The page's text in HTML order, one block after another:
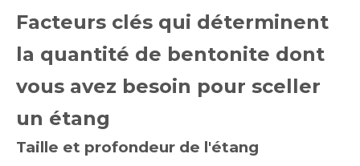
Facteurs clés qui déterminent
la quantité de bentonite dont
vous avez besoin pour sceller
un étang
Taille et profondeur de l'étang